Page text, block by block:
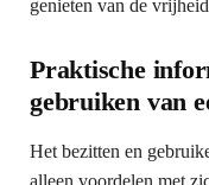
genieten van de
Praktische
gebruiken van
Het bezitten en